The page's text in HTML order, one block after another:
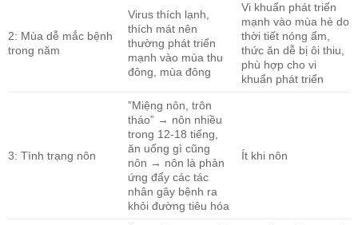
2: Mùa dễ mắc bệnh
trong năm
Virus thích lạnh,
thích mát nên
thường phát triển
mạnh vào mùa thu
đông, mùa đông
Vi khuẩn phát triển
mạnh vào mùa hè do
thời tiết nóng ẩm,
thức ăn dễ bị ôi thiu,
phù hợp cho vi
khuẩn phát triển
3: Tình trạng nôn
”Miệng nôn, trôn
tháo” → nôn nhiều
trong 12-18 tiếng,
ăn uống gì cũng
nôn → nôn là phản
ứng đẩy các tác
nhân gây bệnh ra
khỏi đường tiêu hóa
Ít khi nôn